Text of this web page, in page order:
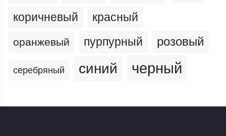
коричневый красный
оранжевый пурпурный розовый
серебряный синий черный